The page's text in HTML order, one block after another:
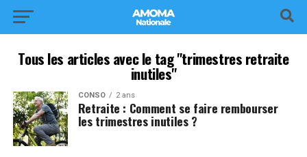
Tous les articles avec le tag "trimestres retraite
inutiles"
CONSO 2 ans
Retraite : Comment se faire rembourser
les trimestres inutiles ?